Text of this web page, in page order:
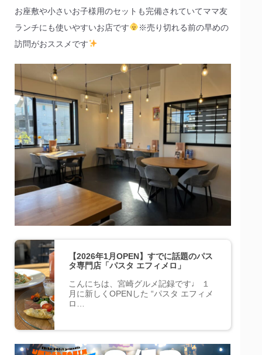
お座敷や小さいお子様用のセットも完備されていてママ友
ランチにも使いやすいお店です
※売り切れる前の早めの
訪問がおススメです
【2026年1月OPEN】すでに話題のパス
タ専門店「パスタ エフィメロ」
こんにちは、宮崎グルメ記録です♩ １
月に新しくOPENした “パスタ エフィメ
ロ…